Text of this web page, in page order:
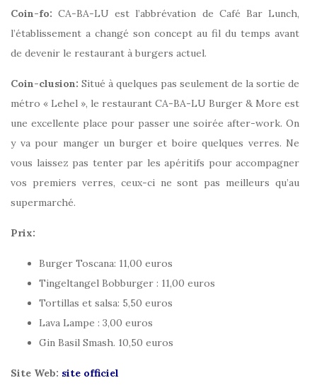
Coin-fo: CA-BA-LU est l’abbrévation de Café Bar Lunch,
l’établissement a changé son concept au fil du temps avant
de devenir le restaurant à burgers actuel.
Coin-clusion: Situé à quelques pas seulement de la sortie de
métro « Lehel », le restaurant CA-BA-LU Burger & More est
une excellente place pour passer une soirée after-work. On
y va pour manger un burger et boire quelques verres. Ne
vous laissez pas tenter par les apéritifs pour accompagner
vos premiers verres, ceux-ci ne sont pas meilleurs qu’au
supermarché.
Prix:
Burger Toscana: 11,00 euros
Tingeltangel Bobburger : 11,00 euros
Tortillas et salsa: 5,50 euros
Lava Lampe : 3,00 euros
Gin Basil Smash. 10,50 euros
Site Web: site officiel